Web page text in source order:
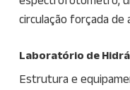
circulação forçada de
Laboratório de
Estrutura e